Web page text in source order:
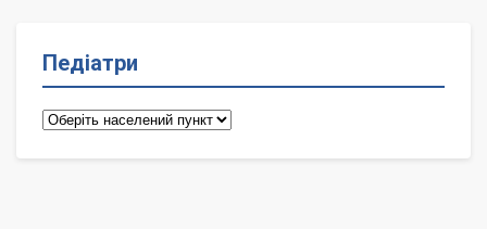
Педіатри
Педіатри